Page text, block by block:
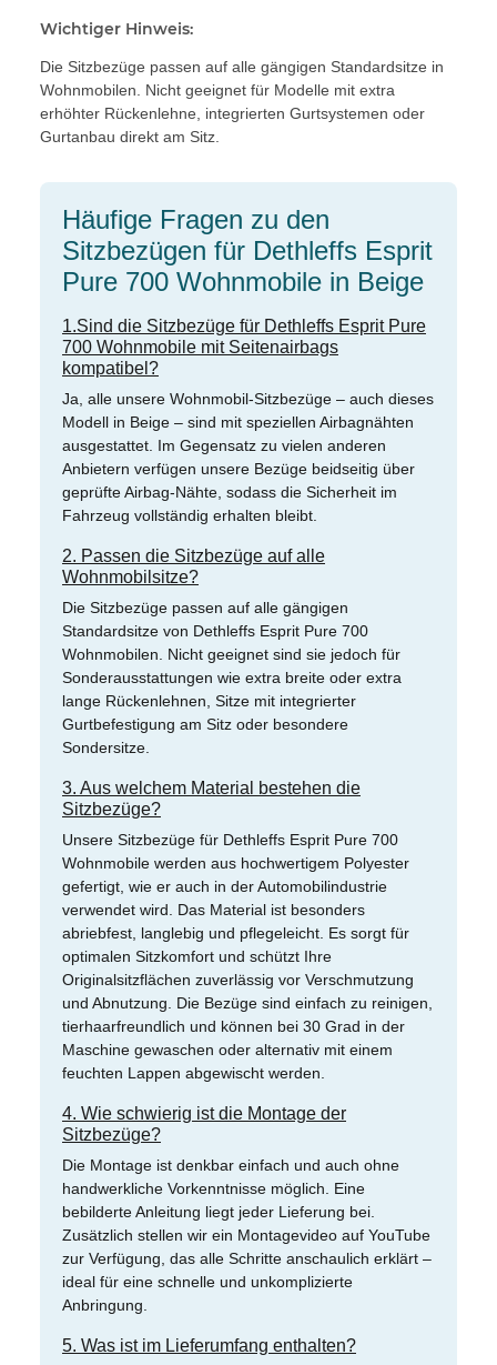
Wichtiger Hinweis:
Die Sitzbezüge passen auf alle gängigen Standardsitze in
Wohnmobilen. Nicht geeignet für Modelle mit extra
erhöhter Rückenlehne, integrierten Gurtsystemen oder
Gurtanbau direkt am Sitz.
Häufige Fragen zu den
Sitzbezügen für Dethleffs Esprit
Pure 700 Wohnmobile in Beige
1.Sind die Sitzbezüge für Dethleffs Esprit Pure
700 Wohnmobile mit Seitenairbags
kompatibel?
Ja, alle unsere Wohnmobil-Sitzbezüge – auch dieses
Modell in Beige – sind mit speziellen Airbagnähten
ausgestattet. Im Gegensatz zu vielen anderen
Anbietern verfügen unsere Bezüge beidseitig über
geprüfte Airbag-Nähte, sodass die Sicherheit im
Fahrzeug vollständig erhalten bleibt.
2. Passen die Sitzbezüge auf alle
Wohnmobilsitze?
Die Sitzbezüge passen auf alle gängigen
Standardsitze von Dethleffs Esprit Pure 700
Wohnmobilen. Nicht geeignet sind sie jedoch für
Sonderausstattungen wie extra breite oder extra
lange Rückenlehnen, Sitze mit integrierter
Gurtbefestigung am Sitz oder besondere
Sondersitze.
3. Aus welchem Material bestehen die
Sitzbezüge?
Unsere Sitzbezüge für Dethleffs Esprit Pure 700
Wohnmobile werden aus hochwertigem Polyester
gefertigt, wie er auch in der Automobilindustrie
verwendet wird. Das Material ist besonders
abriebfest, langlebig und pflegeleicht. Es sorgt für
optimalen Sitzkomfort und schützt Ihre
Originalsitzflächen zuverlässig vor Verschmutzung
und Abnutzung. Die Bezüge sind einfach zu reinigen,
tierhaarfreundlich und können bei 30 Grad in der
Maschine gewaschen oder alternativ mit einem
feuchten Lappen abgewischt werden.
4. Wie schwierig ist die Montage der
Sitzbezüge?
Die Montage ist denkbar einfach und auch ohne
handwerkliche Vorkenntnisse möglich. Eine
bebilderte Anleitung liegt jeder Lieferung bei.
Zusätzlich stellen wir ein Montagevideo auf YouTube
zur Verfügung, das alle Schritte anschaulich erklärt –
ideal für eine schnelle und unkomplizierte
Anbringung.
5. Was ist im Lieferumfang enthalten?